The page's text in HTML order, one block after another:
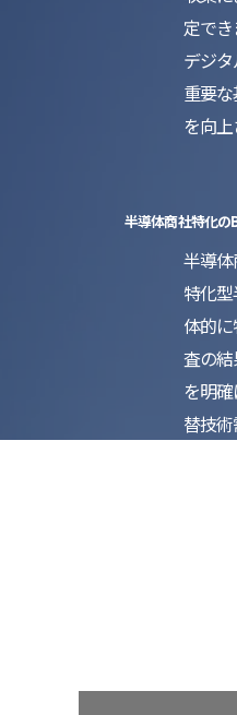
定で
デジ
重要
を向
半導体商社特化
半導
特化
体的
査の
を明
替技